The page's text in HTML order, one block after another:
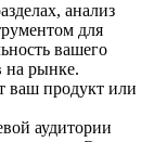
анализ
для
вашего
на рынке.
ваш продукт или
аудитории